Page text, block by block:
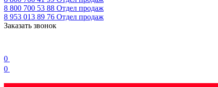
8 800 700 53 88 Отдел продаж
8 953 013 89 76 Отдел продаж
Заказать звонок
0
0